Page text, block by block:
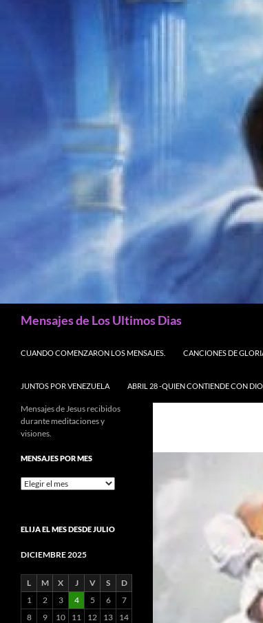
Mensajes de Los Ultimos Dias
CUANDO COMENZARON LOS MENSAJES.
CANCIONES DE
JUNTOS POR VENEZUELA ABRIL 28 -QUIEN CONTIENDE CON
Mensajes de Jesus recibidos
durante meditaciones y
visiones.
MENSAJES POR MES
Mensajes
ELIJA EL MES DESDE JULIO
DICIEMBRE 2025
L M X J V S
D
1
2 3 4 5 6
7
8
9 10 11 12 13
14